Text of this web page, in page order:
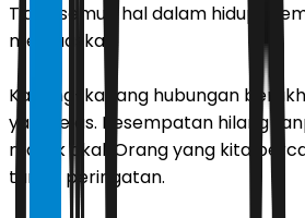
Tidak semua hal dalam hidup
memuaskan.
Kadang-kadang hubungan
yang jelas. Kesempatan hilang
masuk akal. Orang yang kita
tanpa peringatan.